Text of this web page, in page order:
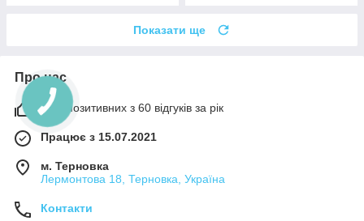
Показати ще
Про нас
95% позитивних з 60 відгуків за рік
Працює з 15.07.2021
м. Терновка
Лермонтова 18, Терновка, Україна
Контакти